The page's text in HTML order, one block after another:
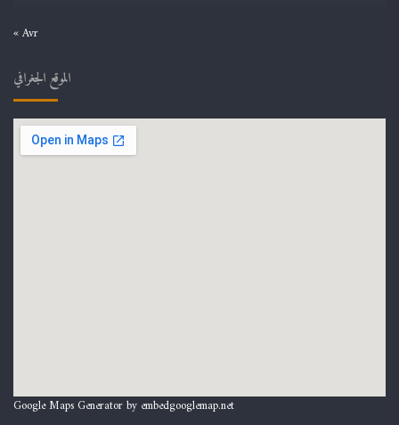
« Avr
الموقع الجغرافي
Google Maps Generator by embedgooglemap.net